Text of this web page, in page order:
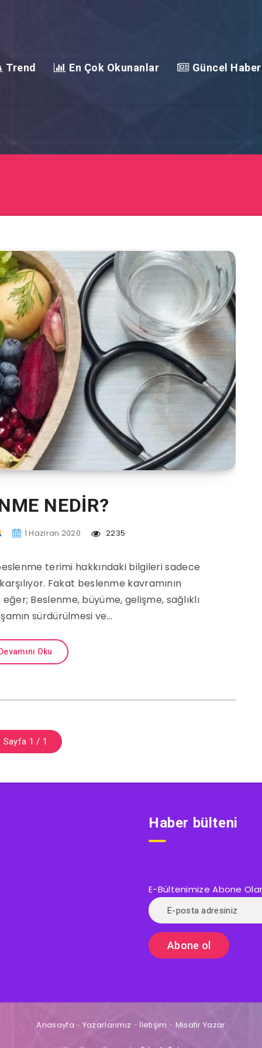
Trend En Çok Okunanlar Güncel
NEDİR?
1 Haziran 2020 2235
terimi hakkındaki bilgileri sadece
Fakat beslenme kavramının
Beslenme, büyüme, gelişme, sağlıklı
sürdürülmesi ve…
Oku
Sayfa 1 / 1
Haber bülteni
E-Bültenimize Abone
Anasayfa - Yazarlarımız - İletişim - Misafir Yazar